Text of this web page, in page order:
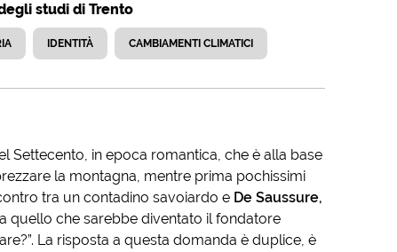
studi di Trento
IDENTITÀ CAMBIAMENTI CLIMATICI
Settecento, in epoca romantica, che è alla base
la montagna, mentre prima pochissimi
tra un contadino savoiardo eDe Saussure,
quello che sarebbe diventato il fondatore
La risposta a questa domanda è duplice, è